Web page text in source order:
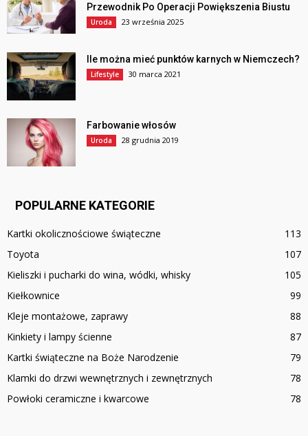
Przewodnik Po Operacji Powiększenia Biustu
Uroda 23 września 2025
Ile można mieć punktów karnych w Niemczech?
Lifestyle 30 marca 2021
Farbowanie włosów
Uroda 28 grudnia 2019
POPULARNE KATEGORIE
Kartki okolicznościowe świąteczne
113
Toyota
107
Kieliszki i pucharki do wina, wódki, whisky
105
Kiełkownice
99
Kleje montażowe, zaprawy
88
Kinkiety i lampy ścienne
87
Kartki świąteczne na Boże Narodzenie
79
Klamki do drzwi wewnętrznych i zewnętrznych
78
Powłoki ceramiczne i kwarcowe
78